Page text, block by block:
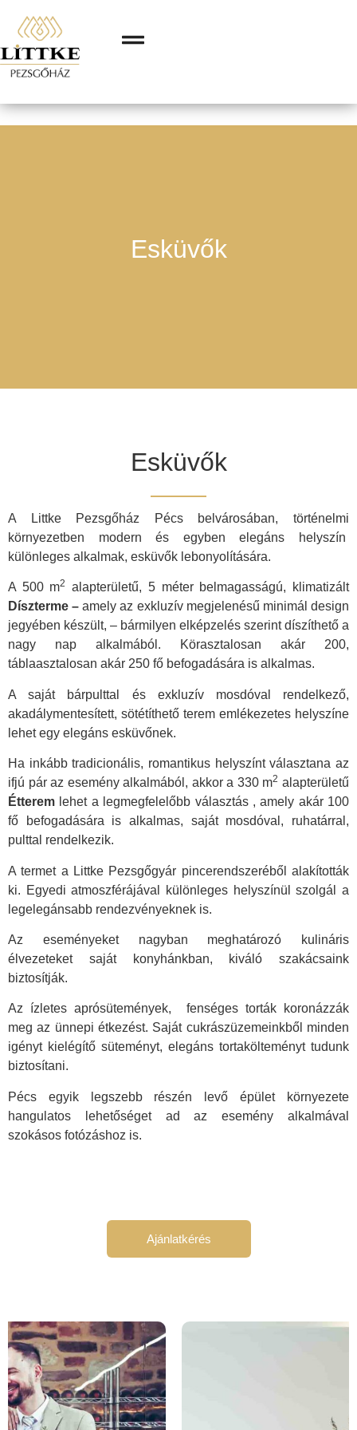
Esküvők
Esküvők
A Littke Pezsgőház Pécs belvárosában, történelmi
környezetben modern és egyben elegáns helyszín
különleges alkalmak, esküvők lebonyolítására.
A 500 m2
alapterületű, 5 méter belmagasságú, klimatizált
Díszterme –amely az exkluzív megjelenésű minimál design
jegyében készült, – bármilyen elképzelés szerint díszíthető a
nagy nap alkalmából. Körasztalosan akár 200,
táblaasztalosan akár 250 fő befogadására is alkalmas.
A saját bárpulttal és exkluzív mosdóval rendelkező,
akadálymentesített, sötétíthető terem emlékezetes helyszíne
lehet egy elegáns esküvőnek.
Ha inkább tradicionális, romantikus helyszínt választana az
ifjú pár az esemény alkalmából, akkor a 330 m2 alapterületű
Étterem lehet a legmegfelelőbb választás , amely akár 100
fő befogadására is alkalmas, saját mosdóval, ruhatárral,
pulttal rendelkezik.
A termet a Littke Pezsgőgyár pincerendszeréből alakították
ki. Egyedi atmoszférájával különleges helyszínül szolgál a
legelegánsabb rendezvényeknek is.
Az eseményeket nagyban meghatározó kulináris
élvezeteket saját konyhánkban, kiváló szakácsaink
biztosítják.
Az ízletes aprósütemények, fenséges torták koronázzák
meg az ünnepi étkezést. Saját cukrászüzemeinkből minden
igényt kielégítő süteményt, elegáns tortakölteményt tudunk
biztosítani.
Pécs egyik legszebb részén levő épület környezete
hangulatos lehetőséget ad az esemény alkalmával
szokásos fotózáshoz is.
Ajánlatkérés